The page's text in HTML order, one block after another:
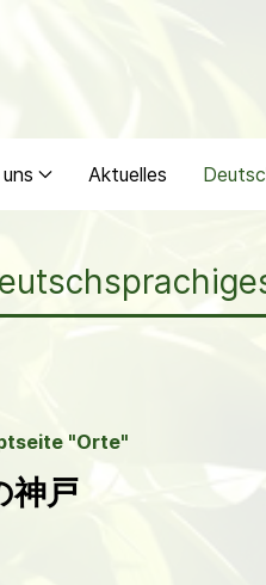
Aktuelles
"Orte"
神戸